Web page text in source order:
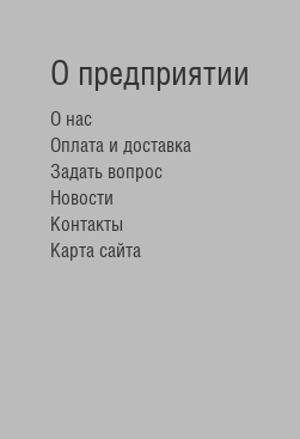
О предприятии
О нас
Оплата и доставка
Задать вопрос
Новости
Контакты
Карта сайта